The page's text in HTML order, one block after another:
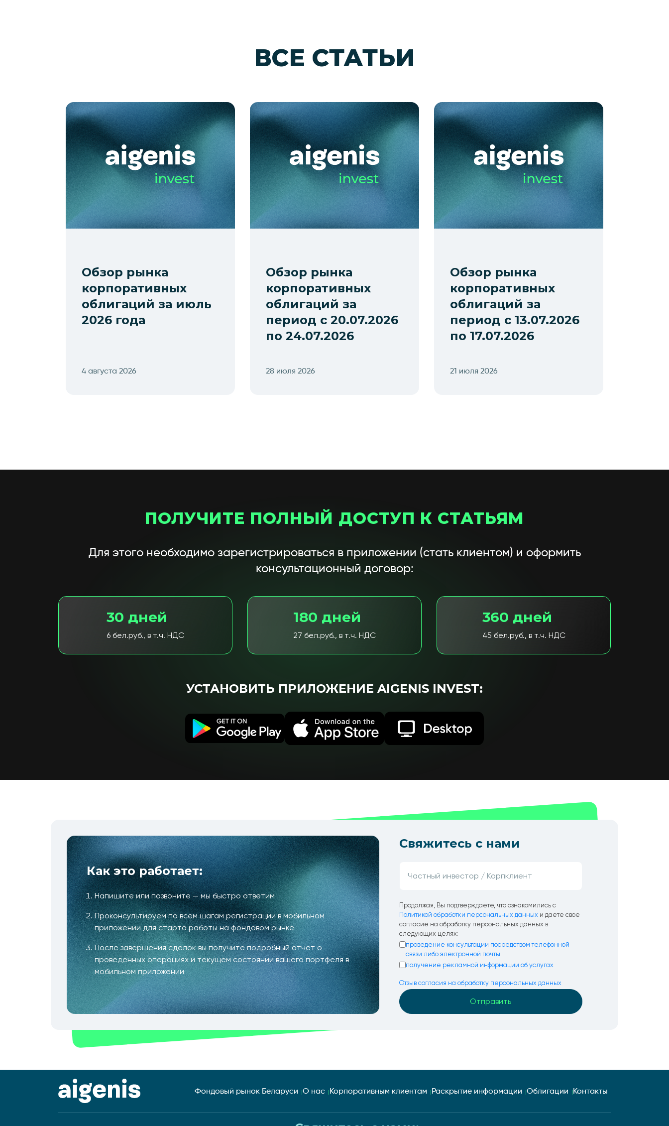
ВСЕ СТАТЬИ
Обзор рынка
корпоративных
облигаций за июль
2026 года
4 августа 2026
Обзор рынка
корпоративных
облигаций за
период с 20.07.2026
по 24.07.2026
28 июля 2026
Обзор рынка
корпоративных
облигаций за
период с 13.07.2026
по 17.07.2026
21 июля 2026
ПОЛУЧИТЕ ПОЛНЫЙ ДОСТУП К СТАТЬЯМ
Для этого необходимо зарегистрироваться в приложении (стать клиентом) и оформить
консультационный договор:
30 дней
6 бел.руб., в т.ч. НДС
180 дней
27 бел.руб., в т.ч. НДС
360 дней
45 бел.руб., в т.ч. НДС
УСТАНОВИТЬ ПРИЛОЖЕНИЕ AIGENIS INVEST:
Как это работает:
Напишите или позвоните — мы быстро ответим
Проконсультируем по всем шагам регистрации в мобильном
приложении для старта работы на фондовом рынке
После завершения сделок вы получите подробный отчет о
проведенных операциях и текущем состоянии вашего портфеля в
мобильном приложении
Свяжитесь с нами
Продолжая, Вы подтверждаете, что ознакомились с
Политикой обработки персональных данных и даете свое
согласие на обработку персональных данных в
следующих целях:
проведение консультации посредством телефонной
связи либо электронной почты
получение рекламной информации об услугах
Отзыв согласия на обработку персональных данных
Фондовый рынок Беларуси О нас Корпоративным клиентам Раскрытие информации Облигации Контакты